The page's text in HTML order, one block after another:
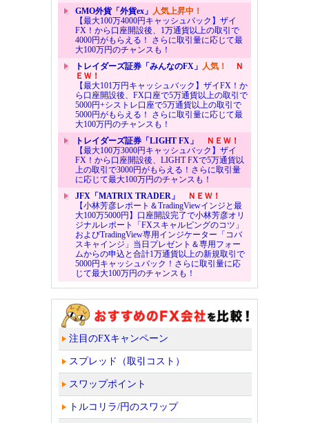
GMO外貨「外貨ex」 人気上昇中！
【最大100万4000円キャッシュバック】ザイ
FX！から口座開設後、1万通貨以上の取引で
4000円がもらえる！ さらに取引量に応じて最
大100万円のチャンスも！
トレイダーズ証券「みんなのFX」 人気！
Ｎ
ＥＷ！
【最大101万円キャッシュバック】ザイFX！か
ら口座開設後、FX口座で5万通貨以上の取引で
5000円+シストレ口座で5万通貨以上の取引で
5000円がもらえる！ さらに取引量に応じて最
大100万円のチャンスも！
トレイダーズ証券「LIGHT FX」
ＮＥＷ！
【最大100万3000円キャッシュバック】ザイ
FX！から口座開設後、LIGHT FXで5万通貨以
上の取引で3000円がもらえる！さらに取引量
に応じて最大100万円のチャンスも！
JFX「MATRIX TRADER」
ＮＥＷ！
【小林芳彦レポート＆TradingViewインジと最
大100万5000円】口座開設完了で小林芳彦オリ
ジナルレポート「FXスキャルピングのコツ」
およびTradingView専用インジケーター「コバ
スキャインジ」当日プレゼント＆専用フォー
ムからの申込と合計1万通貨以上の新規取引で
5000円キャッシュバック！さらに取引量に応
じて最大100万円のチャンスも！
注目のFXキャンペーン
スプレッド（取引コスト）
スワップポイント
トルコリラ/円のスワップ